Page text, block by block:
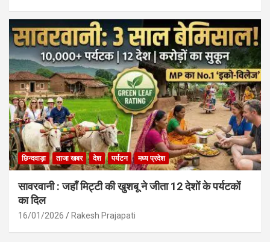
छिन्दवाड़ा ताजा खबर देश पर्यटन मध्य प्रदेश
सावरवानी : जहाँ मिट्टी की खुशबू ने जीता 12 देशों के पर्यटकों
का दिल
16/01/2026 Rakesh Prajapati